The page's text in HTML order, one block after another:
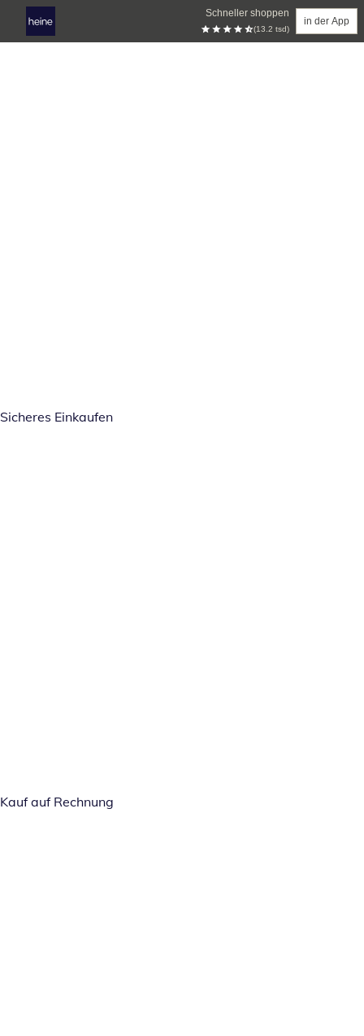
Schneller shoppen
(13.2 tsd)
in der App
Sicheres Einkaufen
Kauf auf Rechnung